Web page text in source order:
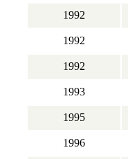
1992
1992
1992
1993
1995
1996